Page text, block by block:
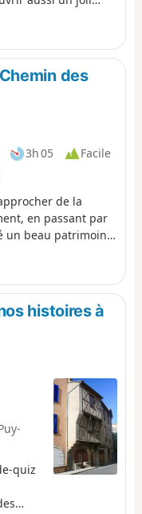
des
3h 05
Facile
de la
en passant par
un beau patrimoine
pour
histoires à
quiz